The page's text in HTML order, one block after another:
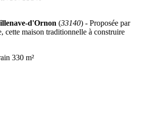
d'Ornon (33140) - Proposée par
cette maison traditionnelle à construire
330 m²